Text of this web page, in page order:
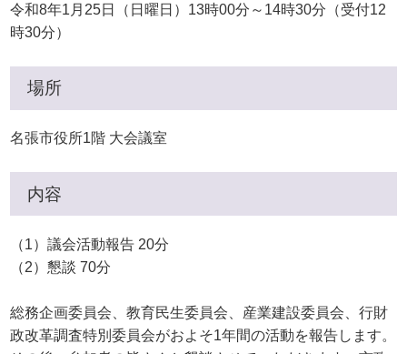
令和8年1月25日（日曜日）13時00分～14時30分（受付12
時30分）
場所
名張市役所1階 大会議室
内容
（1）議会活動報告 20分
（2）懇談 70分
総務企画委員会、教育民生委員会、産業建設委員会、行財
政改革調査特別委員会がおよそ1年間の活動を報告します。